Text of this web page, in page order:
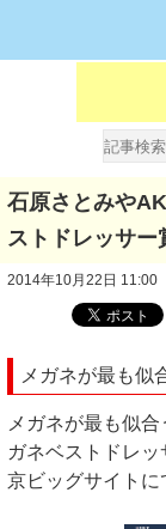
石原さとみや
ストドレッサー
2014年10月22日 11:00
メガネが最も似
メガネが最も似
ガネベストドレ
京ビッグサイトに